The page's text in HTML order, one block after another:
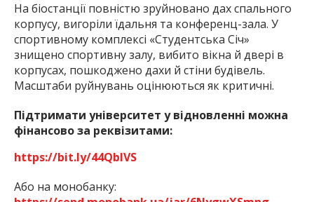
На біостанції повністю зруйновано дах спального
корпусу, вигоріли їдальня та конференц-зала. У
спортивному комплексі «Студентська Січ»
знищено спортивну залу, вибито вікна й двері в
корпусах, пошкоджено дахи й стіни будівель.
Масштаби руйнувань оцінюються як критичні.
Підтримати університет у відновленні можна
фінансово за реквізитами:
https://bit.ly/44QbIVS
Або на монобанку: